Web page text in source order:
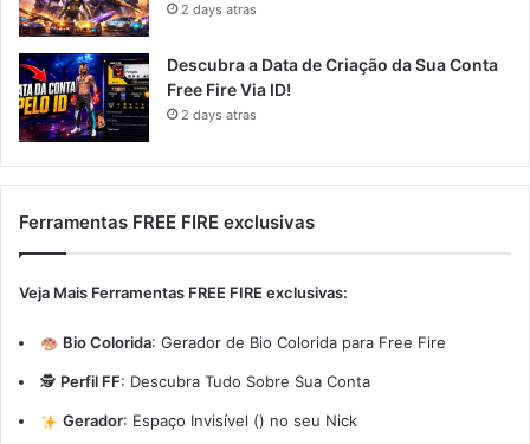
2 days atras
Descubra a Data de Criação da Sua Conta
Free Fire Via ID!
2 days atras
Ferramentas FREE FIRE exclusivas
Veja Mais Ferramentas FREE FIRE exclusivas:
Bio Colorida: Gerador de Bio Colorida para Free Fire
🕵️ Perfil FF: Descubra Tudo Sobre Sua Conta
Gerador: Espaço Invisível (ㅤ) no seu Nick